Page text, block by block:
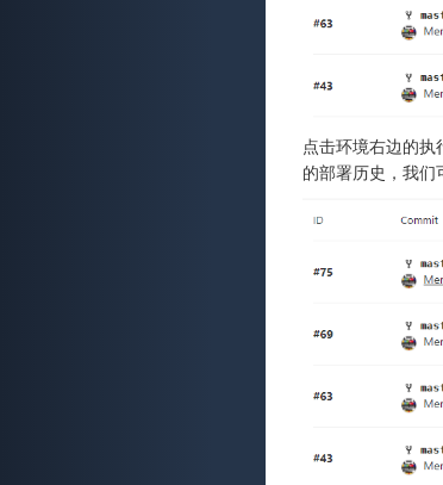
点击环境右边的
的部署历史，我们